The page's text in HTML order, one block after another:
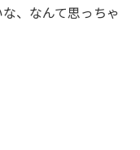
、なんて思っちゃ